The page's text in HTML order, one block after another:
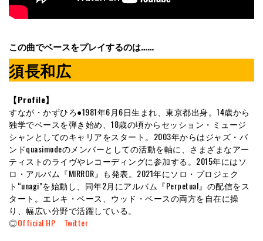
この曲でベースをプレイするのは……
須長和広
【Profile】
すなが・かずひろ●1981年6月6日生まれ、東京都出身。14歳から
独学でベースを弾き始め、18歳の頃からセッション・ミュージ
シャンとしてのキャリアをスタート。2003年からはジャズ・バ
ンドquasimodeのメンバーとしての活動を軸に、さまざまなアー
ティストのライヴやレコーディングに参加する。2015年にはソ
ロ・アルバム『MIRROR』も発表。2021年にソロ・プロジェク
ト“unagi”を始動し、同年2月にアルバム『Perpetual』の配信をス
タート。エレキ・ベース、ウッド・ベースの両方を自在に操
り、幅広い分野で活躍している。
◎Official HP Twitter